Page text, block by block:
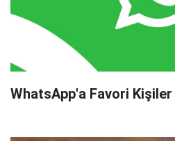
WhatsApp'a Favori